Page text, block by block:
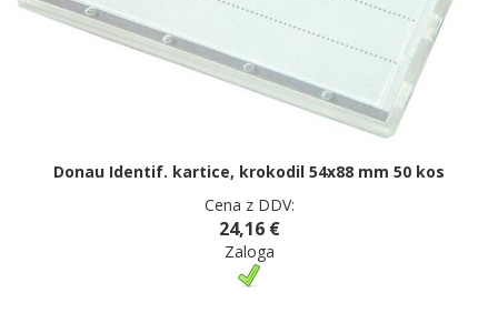
Donau Identif. kartice, krokodil 54x88 mm 50 kos
Cena z DDV:
24,16 €
Zaloga